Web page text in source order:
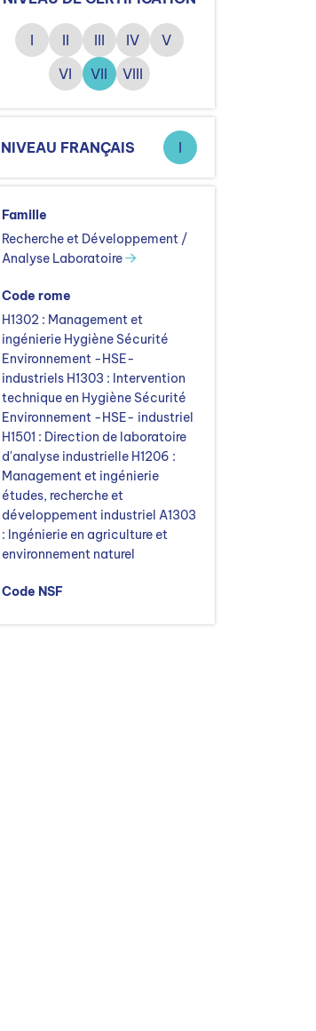
I II III IV
V
VI
VII VIII
NIVEAU FRANÇAIS I
Famille
Recherche et Développement /
Analyse Laboratoire
Code rome
H1302 : Management et
ingénierie Hygiène Sécurité
Environnement -HSE-
industriels H1303 : Intervention
technique en Hygiène Sécurité
Environnement -HSE- industriel
H1501 : Direction de laboratoire
d'analyse industrielle H1206 :
Management et ingénierie
études, recherche et
développement industriel A1303
: Ingénierie en agriculture et
environnement naturel
Code NSF